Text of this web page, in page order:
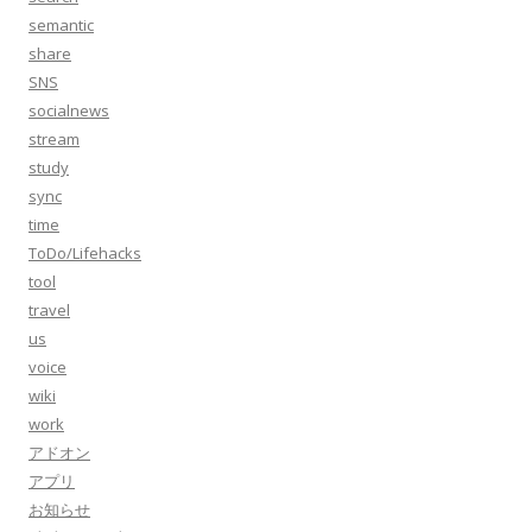
semantic
share
SNS
socialnews
stream
study
sync
time
ToDo/Lifehacks
tool
travel
us
voice
wiki
work
アドオン
アプリ
お知らせ